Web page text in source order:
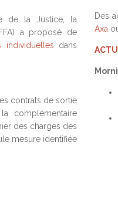
de la Justice, la
a proposé de
individuelles dans
contrats de sortie
complémentaire
des charges des
mesure identifiée
Des
Axa